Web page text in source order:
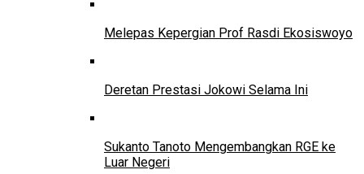
Melepas Kepergian Prof Rasdi Ekosiswoyo
Deretan Prestasi Jokowi Selama Ini
Sukanto Tanoto Mengembangkan RGE ke
Luar Negeri